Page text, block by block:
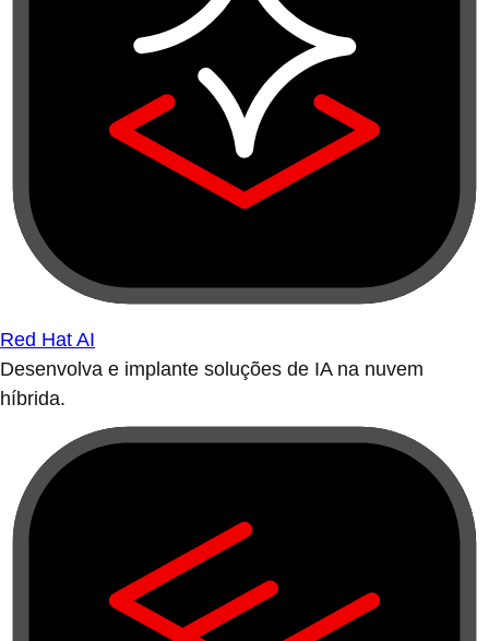
Red Hat AI
Desenvolva e implante soluções de IA na nuvem
híbrida.